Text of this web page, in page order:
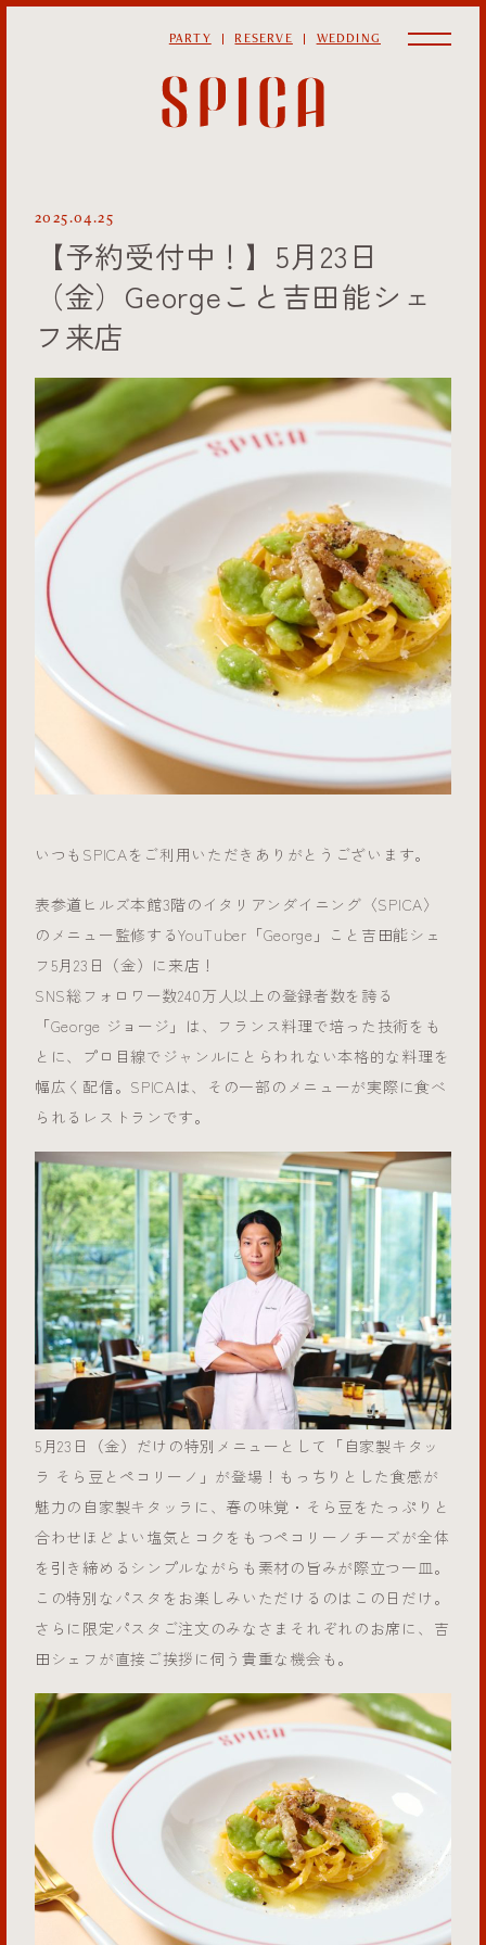
PARTY RESERVE WEDDING
2025.04.25
【予約受付中！】5月23日
（金）Georgeこと吉田能シェ
フ来店
いつもSPICAをご利用いただきありがとうございます。
表参道ヒルズ本館3階のイタリアンダイニング〈SPICA〉
のメニュー監修するYouTuber「George」こと吉田能シェ
フ5月23日（金）に来店！
SNS総フォロワー数240万人以上の登録者数を誇る
「George ジョージ」は、フランス料理で培った技術をも
とに、プロ目線でジャンルにとらわれない本格的な料理を
幅広く配信。SPICAは、その一部のメニューが実際に食べ
られるレストランです。
5月23日（金）だけの特別メニューとして「自家製キタッ
ラ そら豆とペコリーノ」が登場！もっちりとした食感が
魅力の自家製キタッラに、春の味覚・そら豆をたっぷりと
合わせほどよい塩気とコクをもつペコリーノチーズが全体
を引き締めるシンプルながらも素材の旨みが際立つ一皿。
この特別なパスタをお楽しみいただけるのはこの日だけ。
さらに限定パスタご注文のみなさまそれぞれのお席に、吉
田シェフが直接ご挨拶に伺う貴重な機会も。